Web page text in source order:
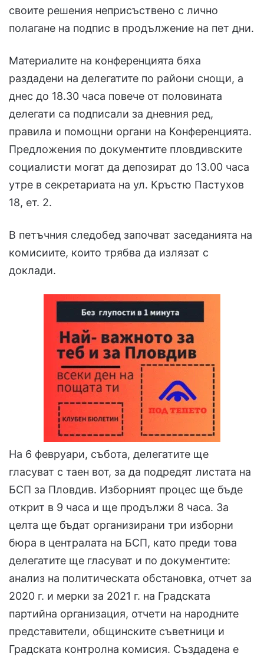
своите решения неприсъствено с лично
полагане на подпис в продължение на пет дни.
Материалите на конференцията бяха
раздадени на делегатите по райони снощи, а
днес до 18.30 часа повече от половината
делегати са подписали за дневния ред,
правила и помощни органи на Конференцията.
Предложения по документите пловдивските
социалисти могат да депозират до 13.00 часа
утре в секретариата на ул. Кръстю Пастухов
18, ет. 2.
В петъчния следобед започват заседанията на
комисиите, които трябва да излязат с
доклади.
На 6 февруари, събота, делегатите ще
гласуват с таен вот, за да подредят листата на
БСП за Пловдив. Изборният процес ще бъде
открит в 9 часа и ще продължи 8 часа. За
целта ще бъдат организирани три изборни
бюра в централата на БСП, като преди това
делегатите ще гласуват и по документите:
анализ на политическата обстановка, отчет за
2020 г. и мерки за 2021 г. на Градската
партийна организация, отчети на народните
представители, общинските съветници и
Градската контролна комисия. Създадена е